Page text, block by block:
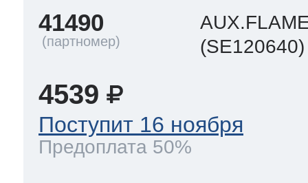
41490
(SE120640)
4539
Поступит 16 ноября
Предоплата 50%